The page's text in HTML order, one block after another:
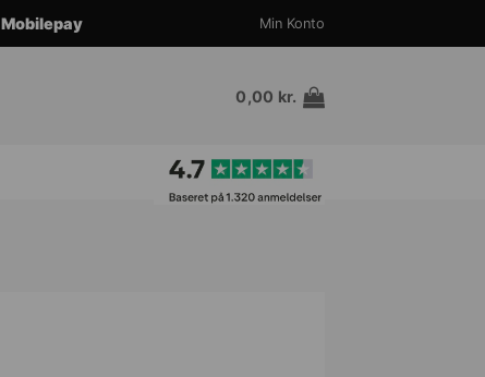
Mobilepay Min Konto
0,00 kr.